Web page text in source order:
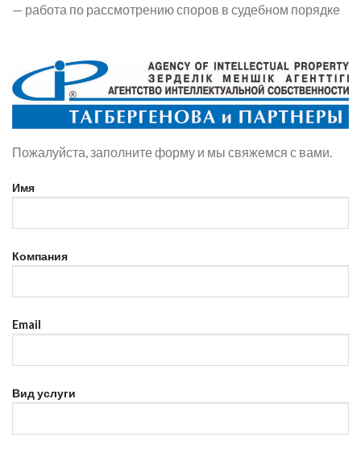
— работа по рассмотрению споров в судебном порядке
Пожалуйста, заполните форму и мы свяжемся с вами.
Имя
Компания
Email
Вид услуги